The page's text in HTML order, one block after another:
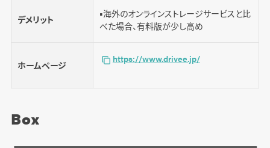
デメリット
■海外のオンラインストレージサービスと比
べた場合、有料版が少し高め
ホームページ
https://www.drivee.jp/
Box